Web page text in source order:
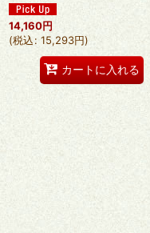
14,160円
(税込: 15,293円)
カートに入れる